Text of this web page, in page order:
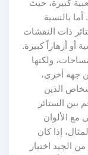
كبيرة، حيث
بالنسبة
ذات النقشات
أزهاراً كبيرة.
ولكنها
أخرى،
الذين
الستائر
الألوان
إذا كان
اختيار